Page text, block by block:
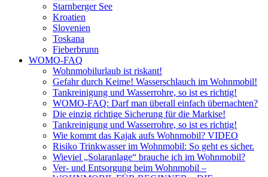
Starnberger See
Kroatien
Slovenien
Toskana
Fieberbrunn
WOMO-FAQ
Wohnmobilurlaub ist riskant!
Gefahr durch Keime! Wasserschlauch im Wohnmobil!
Tankreinigung und Wasserrohre, so ist es richtig!
WOMO-FAQ: Darf man überall einfach übernachten?
Die einzig richtige Sicherung für die Markise!
Tankreinigung und Wasserrohre, so ist es richtig!
Wie kommt das Kajak aufs Wohnmobil? VIDEO
Risiko Trinkwasser im Wohnmobil: So geht es sicher.
Wieviel „Solaranlage“ brauche ich im Wohnmobil?
Ver- und Entsorgung beim Wohnmobil –